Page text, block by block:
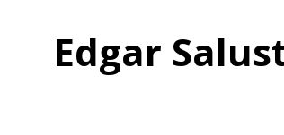
Edgar